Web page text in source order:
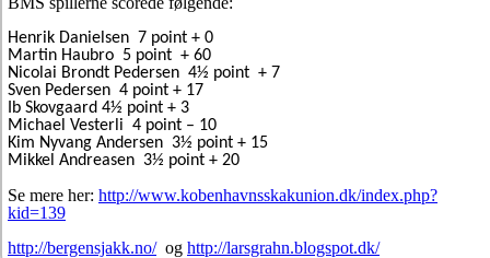
Henrik Danielsen 7 point + 0
Martin Haubro 5 point + 60
Nicolai Brondt Pedersen 4½ point + 7
Sven Pedersen 4 point + 17
Ib Skovgaard 4½ point + 3
Michael Vesterli 4 point – 10
Kim Nyvang Andersen 3½ point + 15
Mikkel Andreasen 3½ point + 20
Se mere her: http://www.kobenhavnsskakunion.dk/index.php?
kid=139
http://bergensjakk.no/og http://larsgrahn.blogspot.dk/